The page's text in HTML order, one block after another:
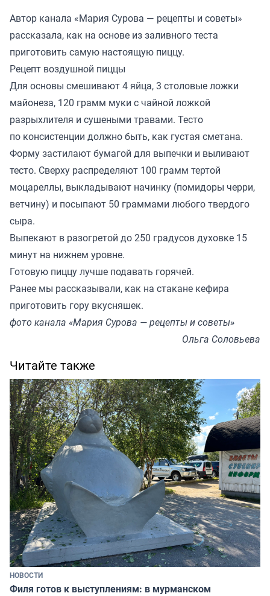
Автор канала «Мария Сурова — рецепты и советы»
рассказала, как на основе из заливного теста
приготовить самую настоящую пиццу.
Рецепт воздушной пиццы
Для основы смешивают 4 яйца, 3 столовые ложки
майонеза, 120 грамм муки с чайной ложкой
разрыхлителя и сушеными травами. Тесто
по консистенции должно быть, как густая сметана.
Форму застилают бумагой для выпечки и выливают
тесто. Сверху распределяют 100 грамм тертой
моцареллы, выкладывают начинку (помидоры черри,
ветчину) и посыпают 50 граммами любого твердого
сыра.
Выпекают в разогретой до 250 градусов духовке 15
минут на нижнем уровне.
Готовую пиццу лучше подавать горячей.
Ранее мы рассказывали, как на стакане кефира
приготовить гору вкусняшек.
фото канала «Мария Сурова — рецепты и советы»
Ольга Соловьева
Читайте также
НОВОСТИ
Филя готов к выступлениям: в мурманском